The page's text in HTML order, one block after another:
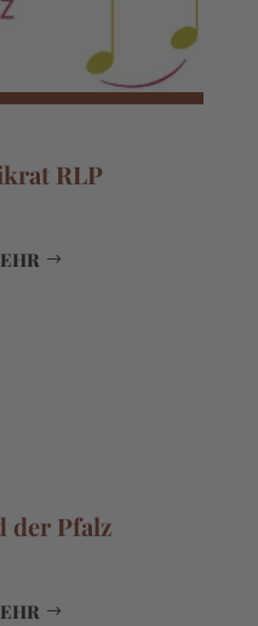
RLP
der Pfalz